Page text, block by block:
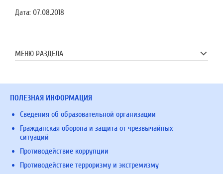
Дата: 07.08.2018
МЕНЮ РАЗДЕЛА
ПОЛЕЗНАЯ ИНФОРМАЦИЯ
Сведения об образовательной организации
Гражданская оборона и защита от чрезвычайных
ситуаций
Противодействие коррупции
Противодействие терроризму и экстремизму